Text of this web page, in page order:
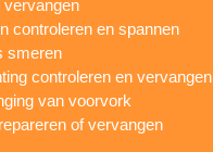
vervangen
controleren en spannen
smeren
controleren en vervangen
van voorvork
of vervangen